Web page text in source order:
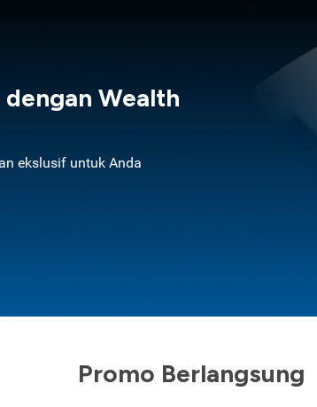
Wealth
ekslusif untuk Anda
Promo Berlangsung